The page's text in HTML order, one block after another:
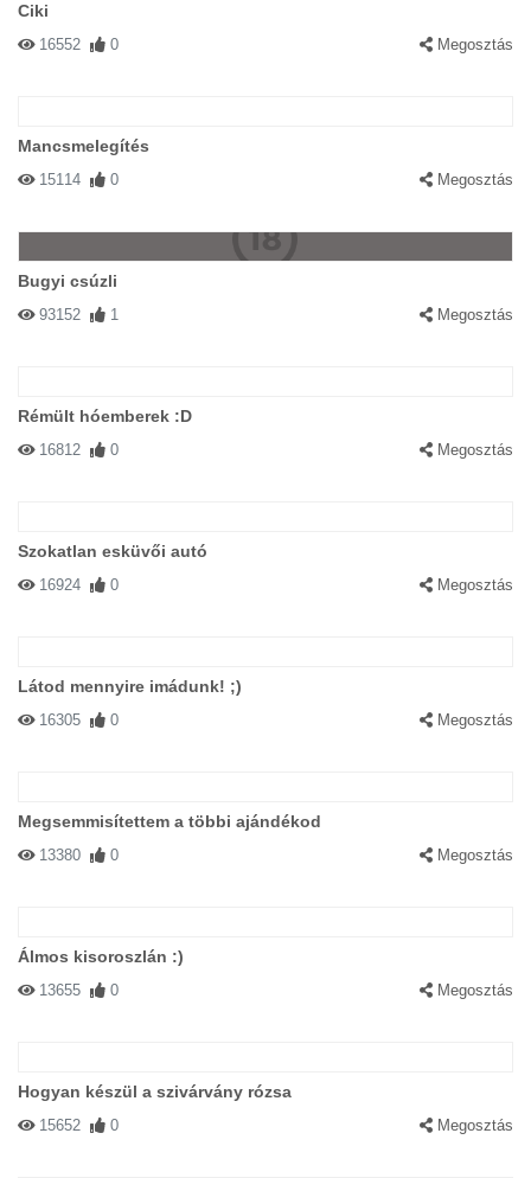
Ciki
16552 0 Megosztás
Mancsmelegítés
15114 0 Megosztás
Bugyi csúzli
93152 1 Megosztás
Rémült hóemberek :D
16812 0 Megosztás
Szokatlan esküvői autó
16924 0 Megosztás
Látod mennyire imádunk! ;)
16305 0 Megosztás
Megsemmisítettem a többi ajándékod
13380 0 Megosztás
Álmos kisoroszlán :)
13655 0 Megosztás
Hogyan készül a szivárvány rózsa
15652 0 Megosztás